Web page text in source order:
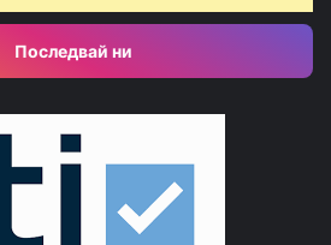
Последвай ни